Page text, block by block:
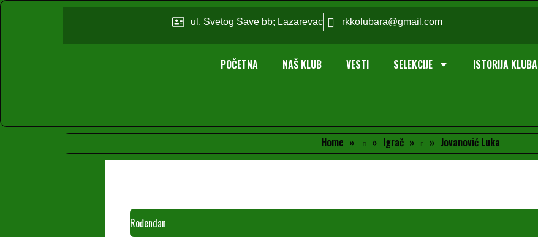
ul. Svetog Save bb; Lazarevac rkkolubara@gmail.com
POČETNA NAŠ KLUB VESTI SELEKCIJE ISTORIJA KLUBA
Home Igrač Jovanović Luka
Rođendan